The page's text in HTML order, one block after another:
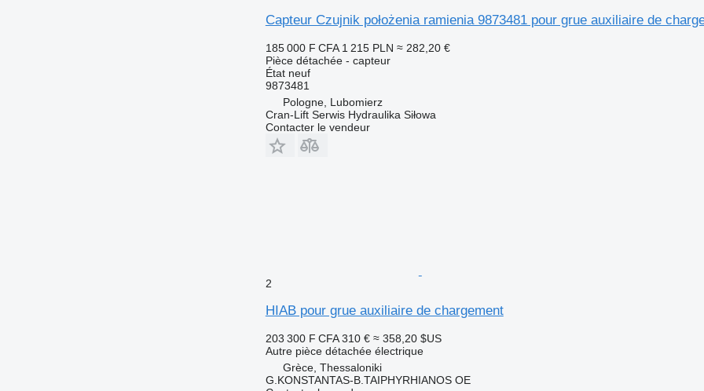
Capteur Czujnik położenia ramienia 9873481 pour grue auxiliaire de
185 000 F CFA 1 215 PLN ≈ 282,20 €
Pièce détachée - capteur
Étatneuf
9873481
Pologne, Lubomierz
Cran-Lift Serwis Hydraulika Siłowa
Contacter le vendeur
2
HIAB pour grue auxiliaire de chargement
203 300 F CFA 310 € ≈ 358,20 $US
Autre pièce détachée électrique
Grèce, Thessaloniki
G.KONSTANTAS-B.TAIPHYRHIANOS OE